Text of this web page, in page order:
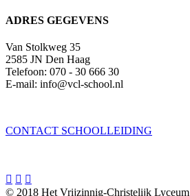
ADRES GEGEVENS
Van Stolkweg 35
2585 JN Den Haag
Telefoon: 070 - 30 666 30
E-mail: info@vcl-school.nl
CONTACT SCHOOLLEIDING
  
© 2018 Het Vrijzinnig-Christelijk Lyceum